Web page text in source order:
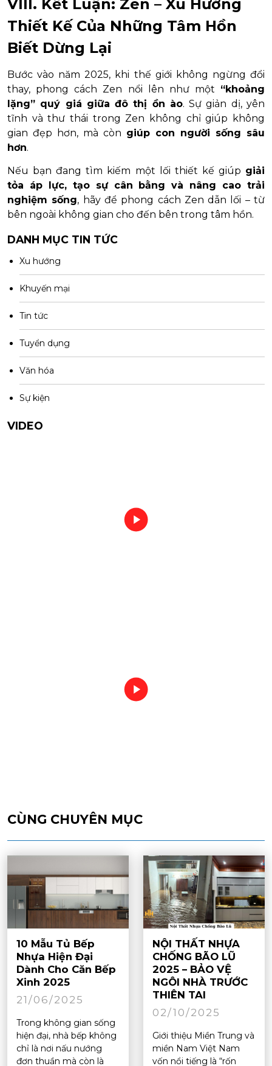
VIII. Kết Luận: Zen – Xu Hướng
Thiết Kế Của Những Tâm Hồn
Biết Dừng Lại
Bước vào năm 2025, khi thế giới không ngừng đổi
thay, phong cách Zen nổi lên như một “khoảng
lặng” quý giá giữa đô thị ồn ào. Sự giản dị, yên
tĩnh và thư thái trong Zen không chỉ giúp không
gian đẹp hơn, mà còn giúp con người sống sâu
hơn.
Nếu bạn đang tìm kiếm một lối thiết kế giúp giải
tỏa áp lực, tạo sự cân bằng và nâng cao trải
nghiệm sống, hãy để phong cách Zen dẫn lối – từ
bên ngoài không gian cho đến bên trong tâm hồn.
DANH MỤC TIN TỨC
Xu hướng
Khuyến mại
Tin tức
Tuyển dụng
Văn hóa
Sự kiện
VIDEO
CÙNG CHUYÊN MỤC
10 Mẫu Tủ Bếp
Nhựa Hiện Đại
Dành Cho Căn Bếp
Xinh 2025
21/06/2025
Trong không gian sống
hiện đại, nhà bếp không
chỉ là nơi nấu nướng
đơn thuần mà còn là
NỘI THẤT NHỰA
CHỐNG BÃO LŨ
2025 – BẢO VỆ
NGÔI NHÀ TRƯỚC
THIÊN TAI
02/10/2025
Giới thiệu Miền Trung và
miền Nam Việt Nam
vốn nổi tiếng là “rốn